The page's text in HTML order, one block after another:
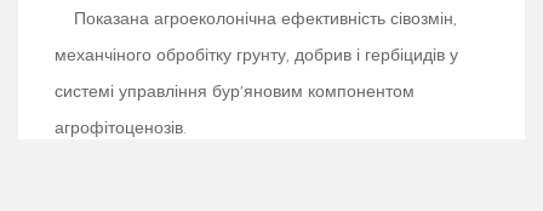
Показана агроеколонічна ефективність сівозмін,
механчіного обробітку грунту, добрив і гербіцидів у
системі управління бур'яновим компонентом
агрофітоценозів.